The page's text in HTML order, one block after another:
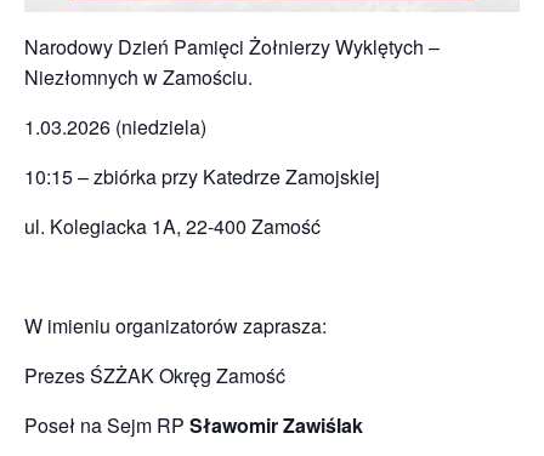
Narodowy Dzień Pamięci Żołnierzy Wyklętych –
Niezłomnych w Zamościu.
1.03.2026 (niedziela)
10:15 – zbiórka przy Katedrze Zamojskiej
ul. Kolegiacka 1A, 22-400 Zamość
W imieniu organizatorów zaprasza:
Prezes ŚZŻAK Okręg Zamość
Poseł na Sejm RP Sławomir Zawiślak